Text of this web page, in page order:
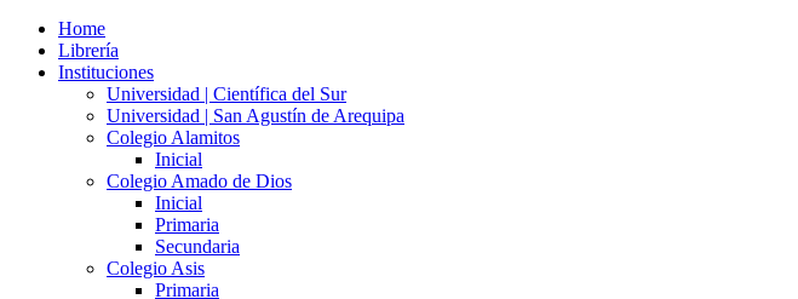
Home
Librería
Instituciones
Universidad | Científica del Sur
Universidad | San Agustín de Arequipa
Colegio Alamitos
Inicial
Colegio Amado de Dios
Inicial
Primaria
Secundaria
Colegio Asis
Primaria